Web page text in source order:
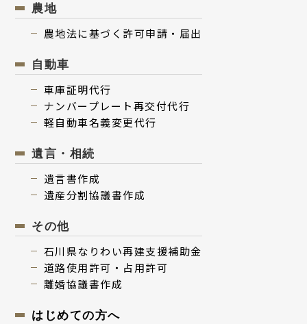
農地
農地法に基づく許可申請・届出
⾃動⾞
⾞庫証明代行
ナンバープレート再交付代⾏
軽⾃動⾞名義変更代⾏
遺⾔・相続
遺⾔書作成
遺産分割協議書作成
その他
⽯川県なりわい再建⽀援補助⾦
道路使用許可・占用許可
離婚協議書作成
はじめての⽅へ